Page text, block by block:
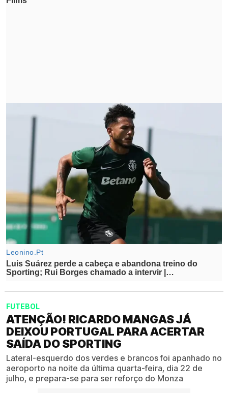
FUTEBOL
ATENÇÃO! RICARDO MANGAS JÁ
DEIXOU PORTUGAL PARA ACERTAR
SAÍDA DO SPORTING
Lateral-esquerdo dos verdes e brancos foi apanhado no
aeroporto na noite da última quarta-feira, dia 22 de
julho, e prepara-se para ser reforço do Monza